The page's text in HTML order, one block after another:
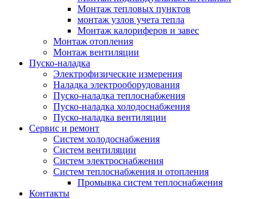
Монтаж тепловых пунктов
монтаж узлов учета тепла
Монтаж калориферов и завес
Монтаж отопления
Монтаж вентиляции
Пуско-наладка
Электрофизические измерения
Наладка электрооборудования
Пуско-наладка теплоснабжения
Пуско-наладка холодоснабжения
Пуско-наладка вентиляции
Сервис и ремонт
Систем холодоснабжения
Систем вентиляции
Систем электроснабжения
Систем теплоснабжения и отопления
Промывка систем теплоснабжения
Контакты